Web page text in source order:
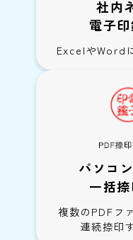
社内
電子
ExcelやWord
パソコ
一括
複数のPDFフ
連続捺印